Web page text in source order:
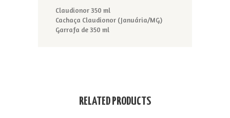
Claudionor 350 ml
Cachaça Claudionor (Januária/MG)
Garrafa de 350 ml
RELATED PRODUCTS